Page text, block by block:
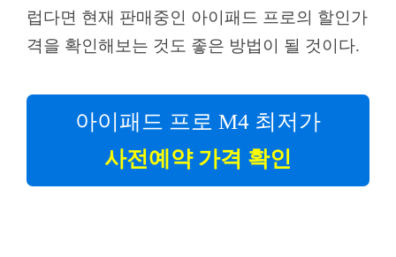
럽다면 현재 판매중인 아이패드 프로의 할인가
격을 확인해보는 것도 좋은 방법이 될 것이다.
아이패드 프로 M4 최저가
사전예약 가격 확인